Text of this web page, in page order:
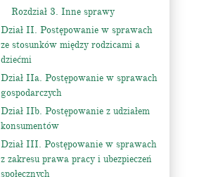
Rozdział 3. Inne sprawy
Dział II. Postępowanie w sprawach
ze stosunków między rodzicami a
dziećmi
Dział IIa. Postępowanie w sprawach
gospodarczych
Dział IIb. Postępowanie z udziałem
konsumentów
Dział III. Postępowanie w sprawach
z zakresu prawa pracy i ubezpieczeń
społecznych